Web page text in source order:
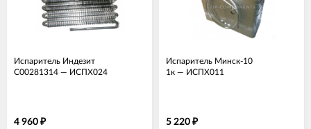
Испаритель Индезит
C00281314 — ИСПХ024
4 960 ₽
Испаритель Минск-10
1к — ИСПХ011
5 220 ₽